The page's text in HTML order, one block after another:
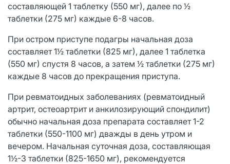
составляющей 1 таблетку (550 мг), далее по ½
таблетки (275 мг) каждые 6-8 часов.
При остром приступе подагры начальная доза
составляет 1½ таблетки (825 мг), далее 1 таблетка
(550 мг) спустя 8 часов, а затем ½ таблетки (275 мг)
каждые 8 часов до прекращения приступа.
При ревматоидных заболеваниях (ревматоидный
артрит, остеоартрит и анкилозирующий спондилит)
обычно начальная доза препарата составляет 1-2
таблетки (550-1100 мг) дважды в день утром и
вечером. Начальная суточная доза, составляющая
1½-3 таблетки (825-1650 мг), рекомендуется